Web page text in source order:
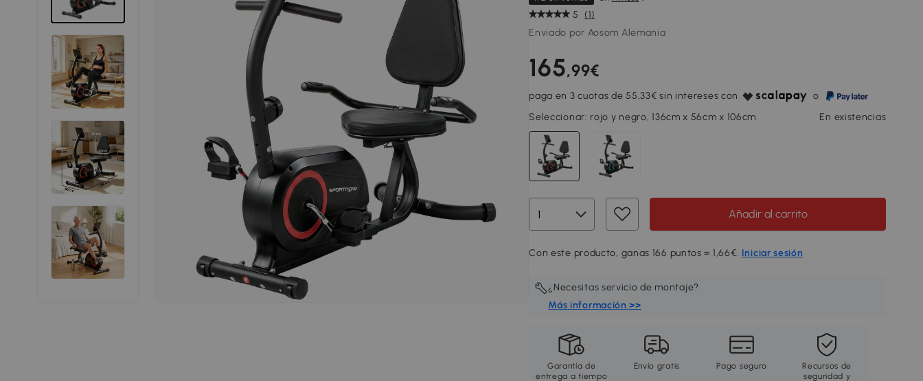
5
(1)
Enviado por Aosom Alemania
165,99€
paga en 3 cuotas de 55,33€ sin intereses con
o
Seleccionar: rojo y negro, 136cm x 56cm x 106cm En existencias
Añadir al carrito
Con este producto, ganas 166 puntos = 1,66€. Iniciar sesión
¿Necesitas servicio de montaje?
Más información >>
Garantía de
entrega a tiempo
Envío gratis Pago seguro
Recursos de
seguridad y